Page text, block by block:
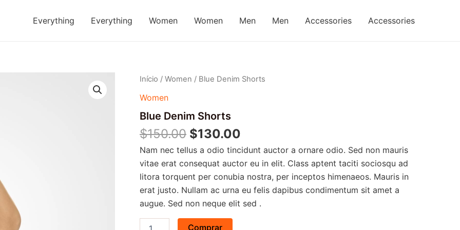
Everything Everything Women Women Men Men Accessories Accessories
Início / Women / Blue Denim Shorts
Women
Blue Denim Shorts
$150.00 $130.00
Nam nec tellus a odio tincidunt auctor a ornare odio. Sed non mauris
vitae erat consequat auctor eu in elit. Class aptent taciti sociosqu ad
litora torquent per conubia nostra, per inceptos himenaeos. Mauris in
erat justo. Nullam ac urna eu felis dapibus condimentum sit amet a
augue. Sed non neque elit sed .
Blue
Shorts
Comprar